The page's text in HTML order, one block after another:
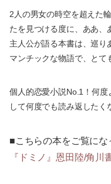
2人の男女の時空を超えた
たを見つける度に、ああ、
主人公が語る本書は、巡り
マンチックな物語で、とて
個人的恋愛小説No.1！何
して何度でも読み返したく
■こちらの本をご覧に
『ドミノ』恩田陸/角川